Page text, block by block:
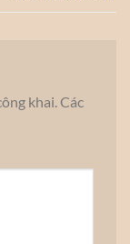
khai. Các